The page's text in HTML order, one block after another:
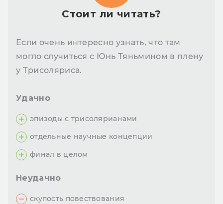
Стоит ли читать?
Если очень интересно узнать, что там
могло случиться с Юнь Тяньмином в плену
у Трисоляриса.
Удачно
эпизоды с трисолярианами
отдельные научные концепции
финал в целом
Неудачно
скупость повествования